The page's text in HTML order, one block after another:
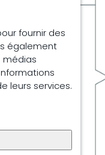
fournir des
également
médias
leurs services.